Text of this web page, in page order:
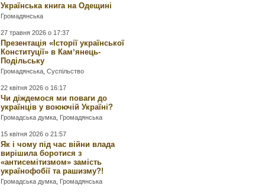
Українська книга на Одещині
Громадянська
27 травня 2026 о 17:37
Презентація «Історії української
Конституції» в Камʼянець-
Подільську
Громадянська ,Суспільство
22 квітня 2026 о 16:17
Чи діждемося ми поваги до
українців у воюючій Україні?
Громадська думка Громадянська
15 квітня 2026 о 21:57
Як і чому під час війни влада
вирішила боротися з
«антисемітизмом» замість
українофобії та рашизму?!
Громадська думка Громадянська